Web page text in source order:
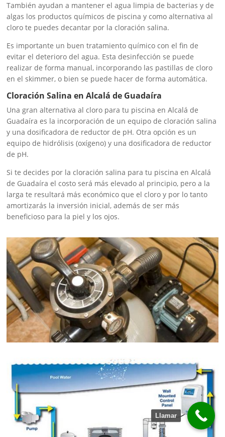
También ayudan a mantener el agua limpia de bacterias y de
algas los productos químicos de piscina y como alternativa al
cloro te puedes decantar por la cloración salina.
Es importante un buen tratamiento químico con el fin de
evitar el deterioro del agua. Esta desinfección se puede
realizar de forma manual, incorporando las pastillas de cloro
en el skimmer, o bien se puede hacer de forma automática.
Cloración Salina en Alcalá de Guadaíra
Una gran alternativa al cloro para tu piscina en Alcalá de
Guadaíra es la incorporación de un equipo de cloración salina
y una dosificadora de reductor de pH. Otra opción es un
equipo de hidrólisis (oxígeno) y una dosificadora de reductor
de pH.
Si te decides por la cloración salina para tu piscina en Alcalá
de Guadaíra el costo será más elevado al principio, pero a la
larga te resultará más económico que el cloro y por lo tanto
amortizarás la inversión inicial, además de ser más
beneficioso para la piel y los ojos.
Llamar